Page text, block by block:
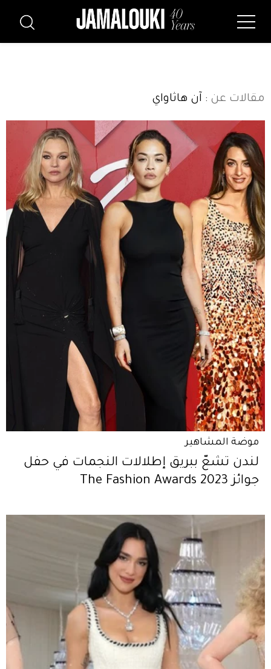
مقالات عن : آن هاثاواي
موضة المشاهير
لندن تشعّ ببريق إطلالات النجمات في حفل
جوائز The Fashion Awards 2023